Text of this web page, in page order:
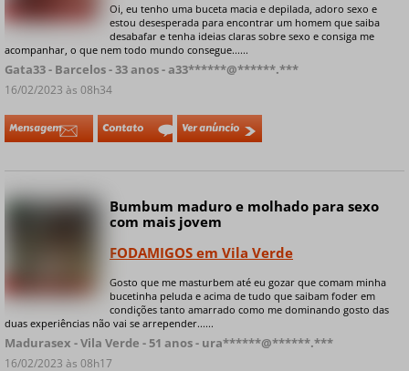
Oi, eu tenho uma buceta macia e depilada, adoro sexo e
estou desesperada para encontrar um homem que saiba
desabafar e tenha ideias claras sobre sexo e consiga me
acompanhar, o que nem todo mundo consegue......
Gata33 - Barcelos - 33 anos - a33******@******.***
16/02/2023 às 08h34
Mensagem Contato Ver anúncio
Online
Bumbum maduro e molhado para sexo
com mais jovem
FODAMIGOS em Vila Verde
Gosto que me masturbem até eu gozar que comam minha
bucetinha peluda e acima de tudo que saibam foder em
condições tanto amarrado como me dominando gosto das
duas experiências não vai se arrepender......
Madurasex - Vila Verde - 51 anos - ura******@******.***
16/02/2023 às 08h17